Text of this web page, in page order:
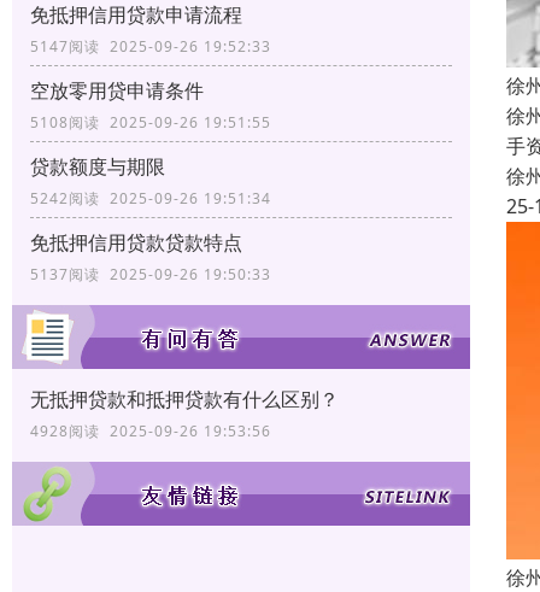
免抵押信用贷款申请流程
5147阅读 2025-09-26 19:52:33
空放零用贷申请条件
5108阅读 2025-09-26 19:51:55
贷款额度与期限
5242阅读 2025-09-26 19:51:34
免抵押信用贷款贷款特点
5137阅读 2025-09-26 19:50:33
无抵押贷款和抵押贷款有什么区别？
4928阅读 2025-09-26 19:53:56
徐
徐
手
徐
25-
徐